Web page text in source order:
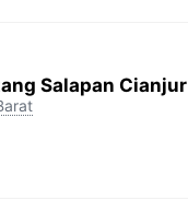
Salapan Cianjur